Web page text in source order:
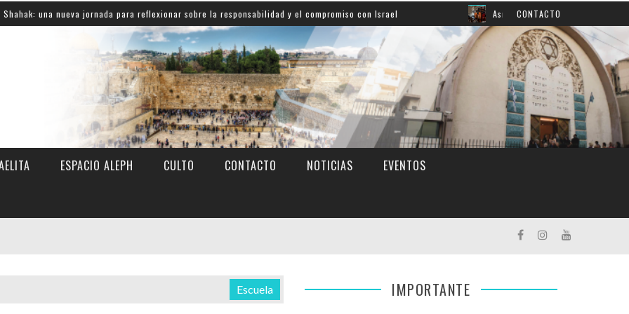
para reflexionar sobre la responsabilidad y el compromiso con Israel Así aprendemos inglés: mirá el grato momento
CONTACTO
ESPACIO ALEPH CULTO CONTACTO NOTICIAS EVENTOS
Escuela IMPORTANTE